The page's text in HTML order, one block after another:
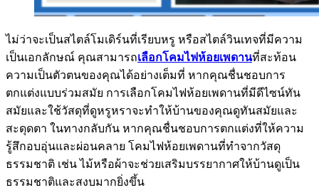
ไม่ว่าจะเป็นสไตล์โมเดิร์นที่เรียบหรู หรือสไตล์วินเทจที่มีความ
เป็นเอกลักษณ์ คุณสามารถเลือกโคมไฟห้อยเพดานที่สะท้อน
ความเป็นตัวตนของคุณได้อย่างเต็มที่ หากคุณชื่นชอบการ
ตกแต่งแบบร่วมสมัย การเลือกโคมไฟห้อยเพดานที่มีดีไซน์ทัน
สมัยและใช้วัสดุที่ดูหรูหราจะทำให้บ้านของคุณดูทันสมัยและ
สะดุดตา ในทางกลับกัน หากคุณชื่นชอบการตกแต่งที่ให้ความ
รู้สึกอบอุ่นและผ่อนคลาย โคมไฟห้อยเพดานที่ทำจากวัสดุ
ธรรมชาติ เช่น ไม้หรือผ้าจะช่วยเสริมบรรยากาศให้บ้านดูเป็น
ธรรมชาติและสงบมากยิ่งขึ้น